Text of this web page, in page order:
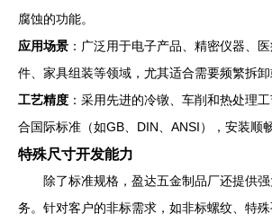
腐蚀的功能。
应用场景 ：广泛用于电子产品、精密仪器、
件、家具组装等领域，尤其适合需要频繁拆卸
工艺精度 ：采用先进的冷镦、车削和热处理
合国际标准（如GB、DIN、ANSI），安装顺
特殊尺寸开发能力
除了标准规格，盈达五金制品厂还提供
务。针对客户的非标需求，如非标螺纹、特